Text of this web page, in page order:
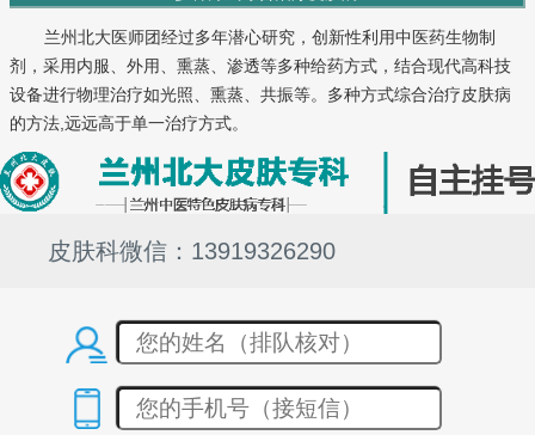
兰州北大医师团经过多年潜心研究，创新性利用中医药生物制
剂，采用内服、外用、熏蒸、渗透等多种给药方式，结合现代高科技
设备进行物理治疗如光照、熏蒸、共振等。多种方式综合治疗皮肤病
的方法,远远高于单一治疗方式。
皮肤科微信：13919326290